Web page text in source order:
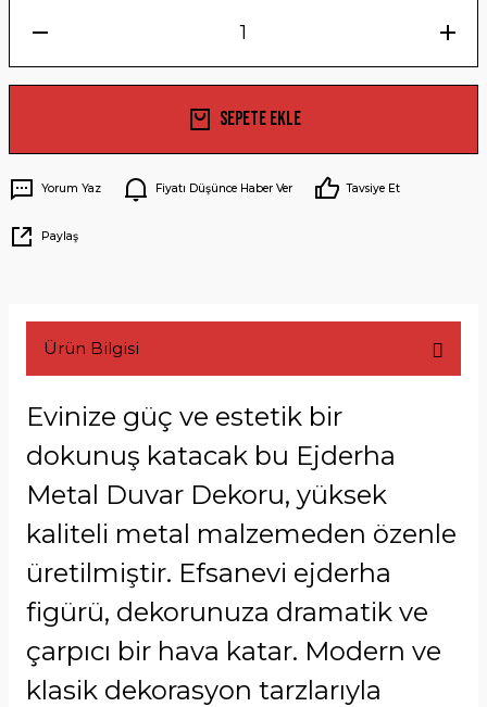
Sepete Ekle
Yorum Yaz Fiyatı Düşünce Haber Ver Tavsiye Et
Paylaş
Ürün Bilgisi
Evinize güç ve estetik bir
dokunuş katacak bu Ejderha
Metal Duvar Dekoru, yüksek
kaliteli metal malzemeden özenle
üretilmiştir. Efsanevi ejderha
figürü, dekorunuza dramatik ve
çarpıcı bir hava katar. Modern ve
klasik dekorasyon tarzlarıyla